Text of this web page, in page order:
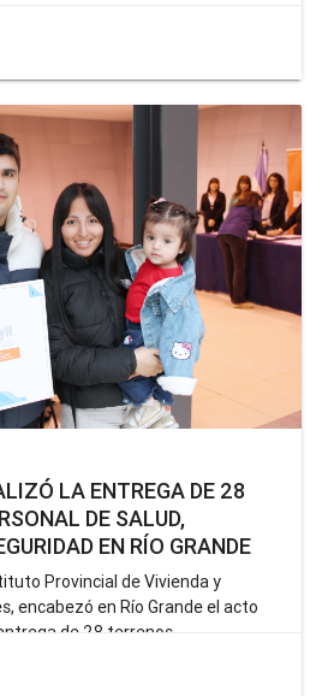
LA ENTREGA DE 28
DE SALUD,
EN RÍO GRANDE
Provincial de Vivienda y
encabezó en Río Grande el acto
de 28 terrenos
especial anunciada por
Melella, la cual tiene como